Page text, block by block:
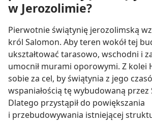
w Jerozolimie?
Pierwotnie świątynię jerozolimską
król Salomon. Aby teren wokół tej
ukształtować tarasowo, wschodni i
umocnił murami oporowymi. Z kolei
sobie za cel, by świątynia z jego
wspaniałością tę wybudowaną przez
Dlatego przystąpił do powiększania
i przebudowywania istniejącej